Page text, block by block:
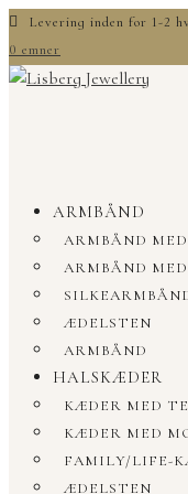
Levering inden for 1-2
0 emner
ARMBÅND
ARMBÅND
ARMBÅND
ÆDELSTEN
ARMBÅND
HALSKÆDER
KÆDER MED
KÆDER MED
FAMILY/LIFE-
ÆDELSTEN